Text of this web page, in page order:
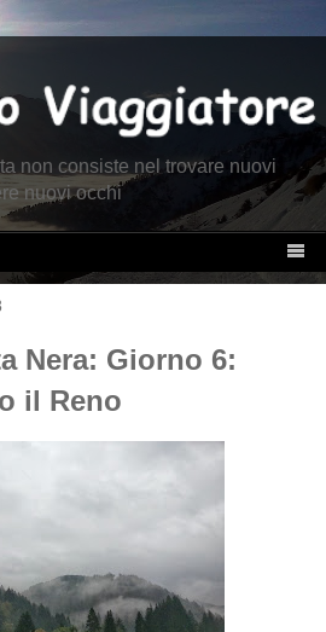
non consiste nel trovare nuovi
nuovi occhi

Nera: Giorno 6:
il Reno